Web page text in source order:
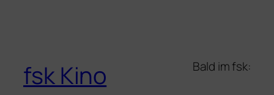
fsk Kino Bald im fsk: